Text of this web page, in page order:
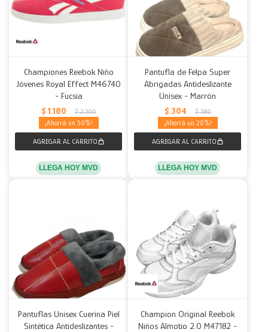
Championes Reebok Niño
Jóvenes Royal Effect M46740
- Fucsia
$ 1.180 $ 2.360
50
LLEGA HOY MVD
Pantufla de Felpa Super
Abrigadas Antideslizante
Unisex - Marrón
$ 304 $ 380
20
LLEGA HOY MVD
Pantuflas Unisex Cuerina Piel
Sintética Antideslizantes -
Champion Original Reebok
Niños Almotio 2.0 M47182 -